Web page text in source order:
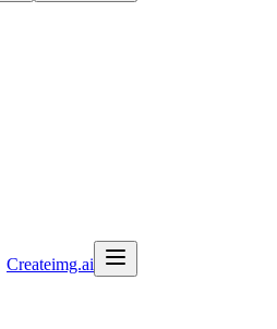
Createimg.ai